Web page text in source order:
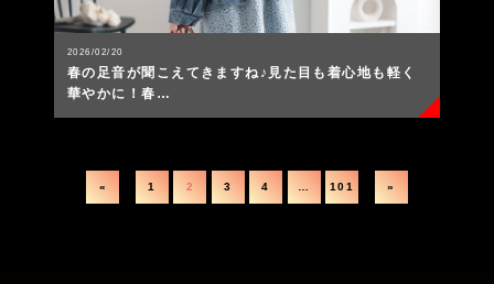
2026/02/20
春の足音が聞こえてきますね♪見た目も着心地も軽く
華やかに！春…
« 1 2 3 4 101 »